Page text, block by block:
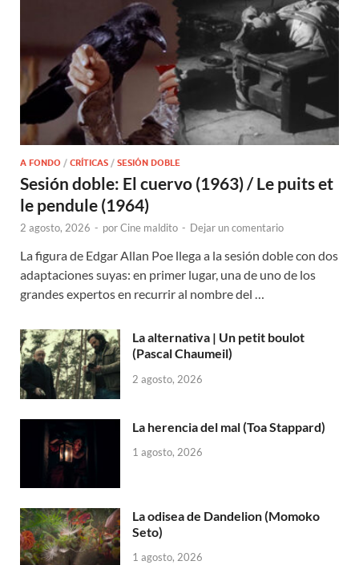
A FONDO / CRÍTICAS / SESIÓN DOBLE
Sesión doble: El cuervo (1963) / Le puits et
le pendule (1964)
2 agosto, 2026 - porCine maldito - Dejar un comentario
La figura de Edgar Allan Poe llega a la sesión doble con dos
adaptaciones suyas: en primer lugar, una de uno de los
grandes expertos en recurrir al nombre del …
La alternativa | Un petit boulot
(Pascal Chaumeil)
2 agosto, 2026
La herencia del mal (Toa Stappard)
1 agosto, 2026
La odisea de Dandelion (Momoko
Seto)
1 agosto, 2026